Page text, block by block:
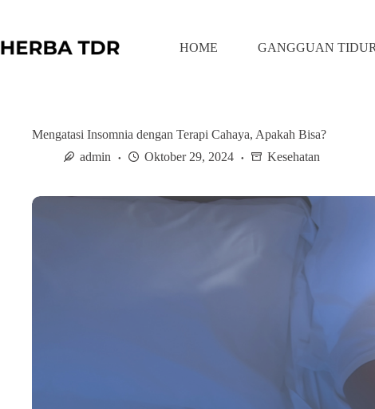
i
p
HOME GANGGUAN TIDUR
Mengatasi Insomnia dengan Terapi Cahaya, Apakah Bisa?
admin
Oktober 29, 2024 Kesehatan